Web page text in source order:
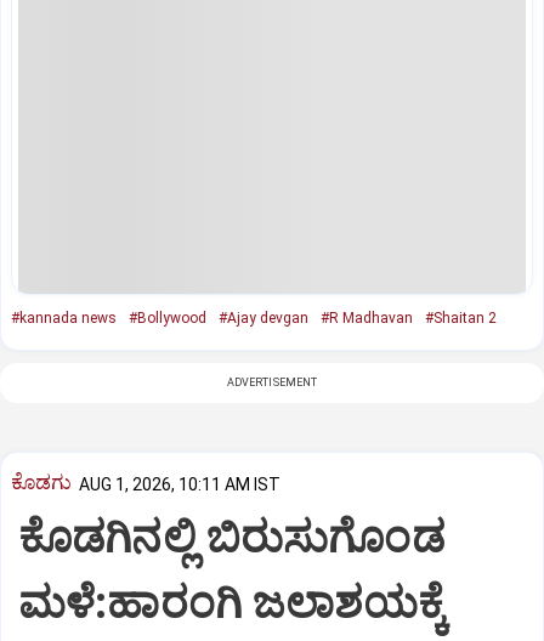
#kannada news #Bollywood #Ajay devgan #R Madhavan #Shaitan 2
ADVERTISEMENT
ಕೊಡಗು AUG 1, 2026, 10:11 AM IST
ಕೊಡಗಿನಲ್ಲಿ ಬಿರುಸುಗೊಂಡ
ಮಳೆ:ಹಾರಂಗಿ ಜಲಾಶಯಕ್ಕೆ